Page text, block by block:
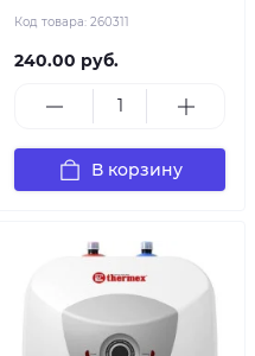
Код товара: 260311
240.00 руб.
В корзину